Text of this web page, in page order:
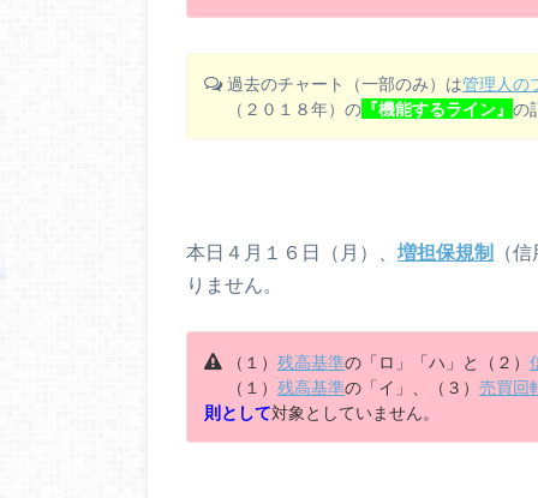
過去のチャート（一部のみ）は管理人の
（２０１８年）の 『機能するライン』の
本日４月１６日（月）、 増担保規制
（
りません。
（１）残高基準の「ロ」「ハ」と（２）
（１）残高基準の「イ」、（３）売買回
則として対象としていません。